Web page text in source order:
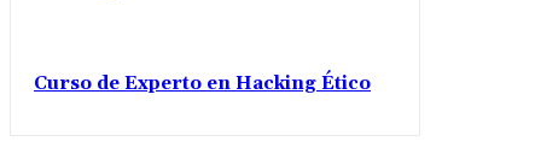
Curso de Experto en Hacking Ético